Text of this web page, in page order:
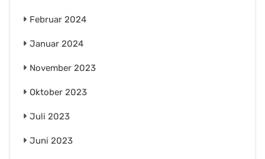
Februar 2024
Januar 2024
November 2023
Oktober 2023
Juli 2023
Juni 2023